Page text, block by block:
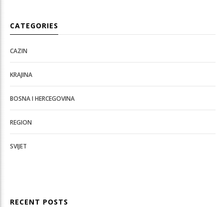
CATEGORIES
CAZIN
KRAJINA
BOSNA I HERCEGOVINA
REGION
SVIJET
RECENT POSTS